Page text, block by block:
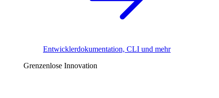
Entwicklerdokumentation, CLI und mehr
Grenzenlose Innovation